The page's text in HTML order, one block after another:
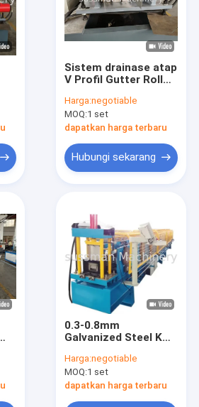
yang membentuk mesin
Machine
Roll Forming
Machine
mesin
Roll Forming
Jalur Produksi
mesin
Sistem drainase atap
V Profil Gutter Roll
Harga:negotiable
MOQ:1 set
dapatkan harga terbaru
Hubungi sekarang
0.3-0.8mm
Galvanized Steel K
Rain Gutter Roll
Forming Machine
Mesin untuk
Harga:negotiable
MOQ:1 set
dapatkan harga terbaru